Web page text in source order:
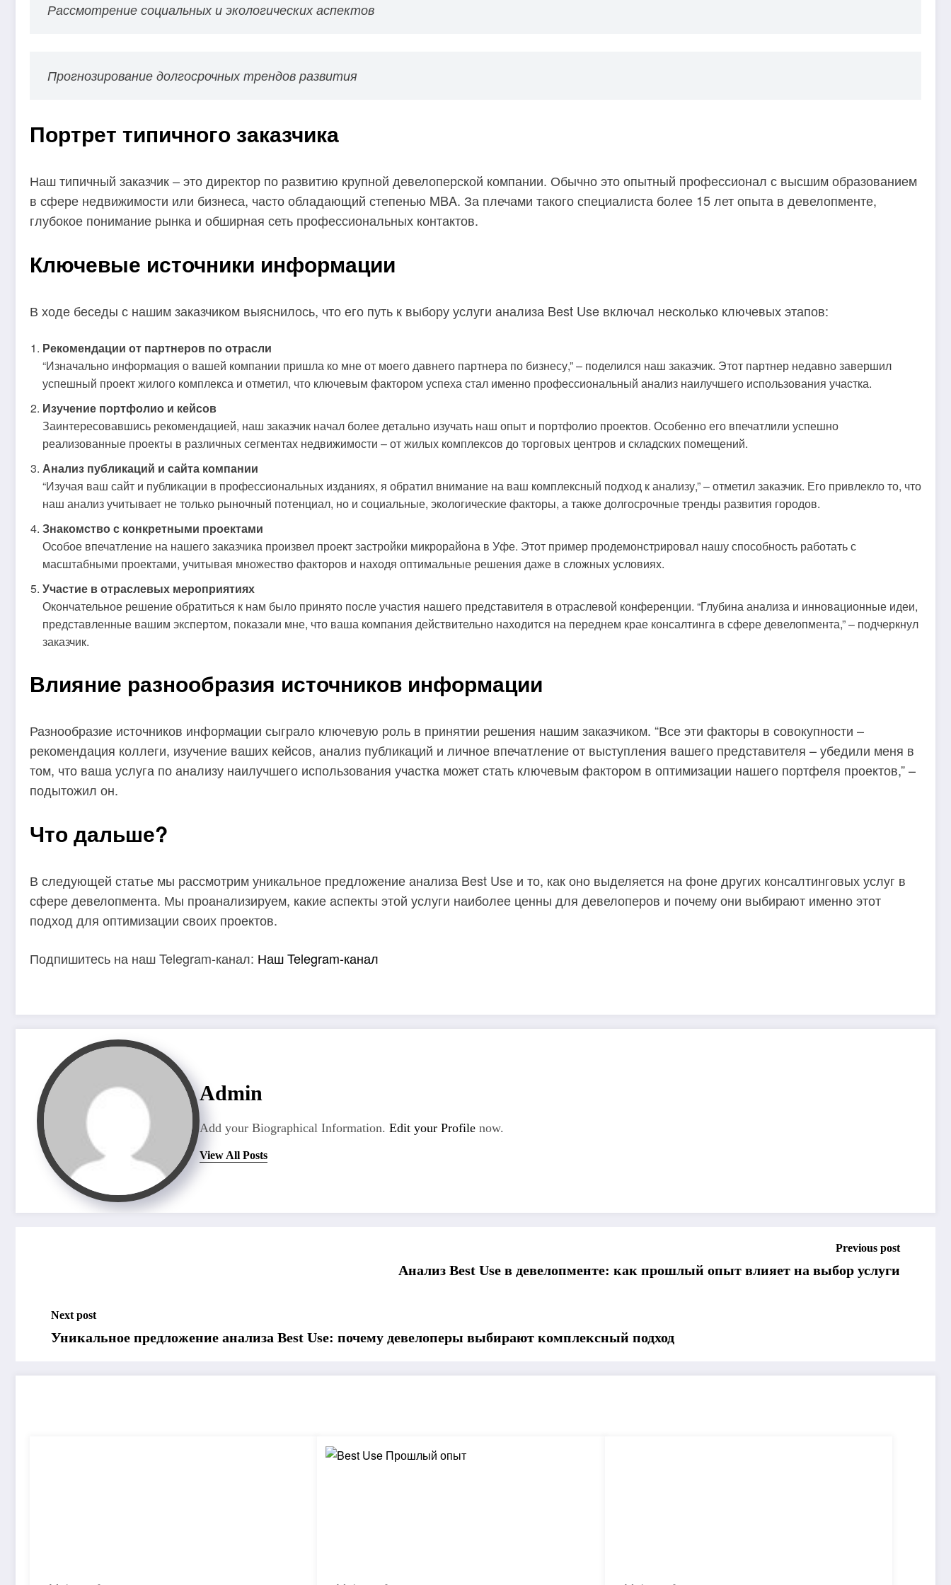
Рассмотрение социальных и экологических аспектов
Прогнозирование долгосрочных трендов развития
Портрет типичного заказчика
Наш типичный заказчик – это директор по развитию крупной девелоперской компании. Обычно это опытный профессионал с высшим образованием
в сфере недвижимости или бизнеса, часто обладающий степенью MBA. За плечами такого специалиста более 15 лет опыта в девелопменте,
глубокое понимание рынка и обширная сеть профессиональных контактов.
Ключевые источники информации
В ходе беседы с нашим заказчиком выяснилось, что его путь к выбору услуги анализа Best Use включал несколько ключевых этапов:
Рекомендации от партнеров по отрасли
“Изначально информация о вашей компании пришла ко мне от моего давнего партнера по бизнесу,” – поделился наш заказчик. Этот партнер недавно завершил
успешный проект жилого комплекса и отметил, что ключевым фактором успеха стал именно профессиональный анализ наилучшего использования участка.
Изучение портфолио и кейсов
Заинтересовавшись рекомендацией, наш заказчик начал более детально изучать наш опыт и портфолио проектов. Особенно его впечатлили успешно
реализованные проекты в различных сегментах недвижимости – от жилых комплексов до торговых центров и складских помещений.
Анализ публикаций и сайта компании
“Изучая ваш сайт и публикации в профессиональных изданиях, я обратил внимание на ваш комплексный подход к анализу,” – отметил заказчик. Его привлекло то, что
наш анализ учитывает не только рыночный потенциал, но и социальные, экологические факторы, а также долгосрочные тренды развития городов.
Знакомство с конкретными проектами
Особое впечатление на нашего заказчика произвел проект застройки микрорайона в Уфе. Этот пример продемонстрировал нашу способность работать с
масштабными проектами, учитывая множество факторов и находя оптимальные решения даже в сложных условиях.
Участие в отраслевых мероприятиях
Окончательное решение обратиться к нам было принято после участия нашего представителя в отраслевой конференции. “Глубина анализа и инновационные идеи,
представленные вашим экспертом, показали мне, что ваша компания действительно находится на переднем крае консалтинга в сфере девелопмента,” – подчеркнул
заказчик.
Влияние разнообразия источников информации
Разнообразие источников информации сыграло ключевую роль в принятии решения нашим заказчиком. “Все эти факторы в совокупности –
рекомендация коллеги, изучение ваших кейсов, анализ публикаций и личное впечатление от выступления вашего представителя – убедили меня в
том, что ваша услуга по анализу наилучшего использования участка может стать ключевым фактором в оптимизации нашего портфеля проектов,” –
подытожил он.
Что дальше?
В следующей статье мы рассмотрим уникальное предложение анализа Best Use и то, как оно выделяется на фоне других консалтинговых услуг в
сфере девелопмента. Мы проанализируем, какие аспекты этой услуги наиболее ценны для девелоперов и почему они выбирают именно этот
подход для оптимизации своих проектов.
Подпишитесь на наш Telegram-канал: Наш Telegram-канал
Admin
Add your Biographical Information. Edit your Profile now.
View All Posts
Previous post
Анализ Best Use в девелопменте: как прошлый опыт влияет на выбор услуги
Next post
Уникальное предложение анализа Best Use: почему девелоперы выбирают комплексный подход